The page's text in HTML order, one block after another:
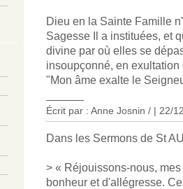
Dieu en la Sainte Famille
Sagesse Il a instituées, et
divine par où elles se
insoupçonné, en
"Mon âme exalte le
Écrit par : Anne Josnin / | 22/
Dans les Sermons de St
> « Réjouissons-nous,
bonheur et d'allégresse.